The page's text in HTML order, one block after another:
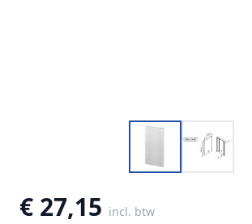
€ 27,15 incl. btw